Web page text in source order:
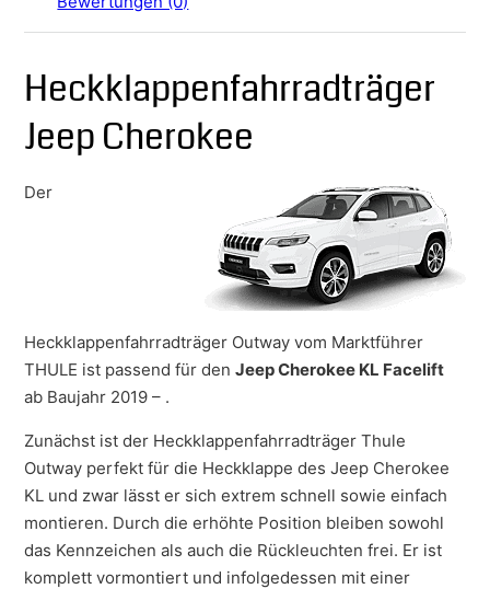
Heckklappenfahrradträger
Jeep Cherokee
Der
Heckklappenfahrradträger Outway vom Marktführer
THULE ist passend für denJeep Cherokee KL Facelift
ab Baujahr 2019 – .
Zunächst ist der Heckklappenfahrradträger Thule
Outway perfekt für die Heckklappe des Jeep Cherokee
KL und zwar lässt er sich extrem schnell sowie einfach
montieren. Durch die erhöhte Position bleiben sowohl
das Kennzeichen als auch die Rückleuchten frei. Er ist
komplett vormontiert und infolgedessen mit einer